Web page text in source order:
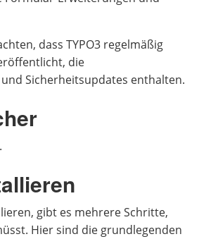
dass TYPO3 regelmäßig
die
Sicherheitsupdates enthalten.
gibt es mehrere Schritte,
Hier sind die grundlegenden